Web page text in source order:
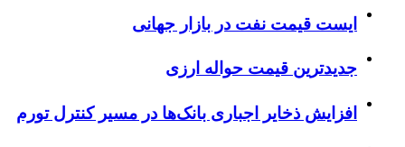
ایست قیمت نفت در بازار جهانی
جدیدترین قیمت حواله ارزی
افزایش ذخایر اجباری بانک‌ها در مسیر کنترل تورم